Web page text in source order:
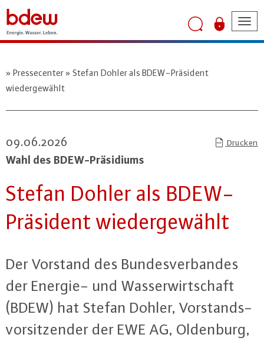
Pressecenter
Stefan Dohler als BDEW-Präsident
wiedergewählt
09.06.2026 Drucken
Wahl des BDEW-Prä­si­di­ums
Stefan Dohler als BDEW-
Prä­si­dent wie­der­ge­wählt
Der Vorstand des Bun­des­ver­ban­des
der Energie- und Was­ser­wirt­schaft
(BDEW) hat Stefan Dohler, Vor­stands­
vor­sit­zen­der der EWE AG, Oldenburg,